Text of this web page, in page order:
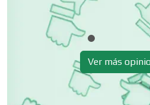
Depósitos Dentales
Dermatólogos
Ver más